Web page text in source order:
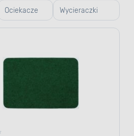
Ociekacze Wycieraczki